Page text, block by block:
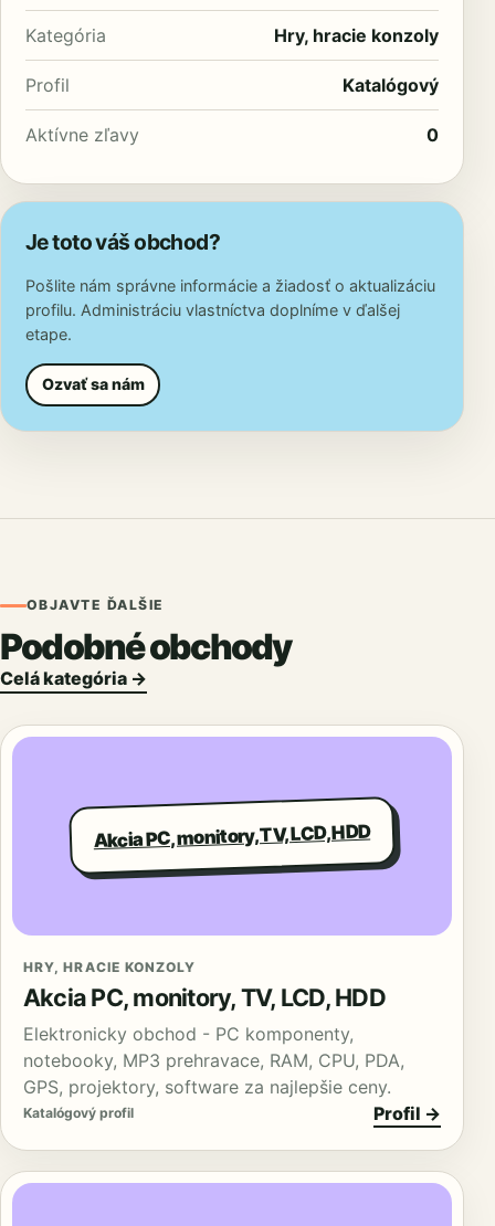
Kategória Hry, hracie konzoly
Profil Katalógový
Aktívne zľavy 0
Je toto váš obchod?
Pošlite nám správne informácie a žiadosť o aktualizáciu
profilu. Administráciu vlastníctva doplníme v ďalšej
etape.
Ozvať sa nám
OBJAVTE ĎALŠIE
Podobné obchody
Celá kategória →
Akcia PC, monitory, TV, LCD, HDD
HRY, HRACIE KONZOLY
Akcia PC, monitory, TV, LCD, HDD
Elektronicky obchod - PC komponenty,
notebooky, MP3 prehravace, RAM, CPU, PDA,
GPS, projektory, software za najlepšie ceny.
Katalógový profil Profil →